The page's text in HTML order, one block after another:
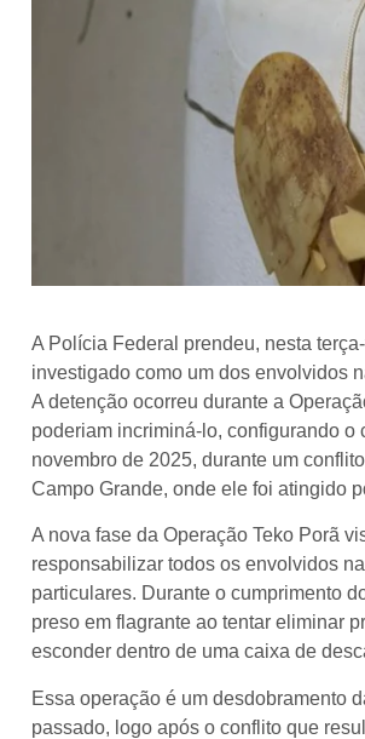
A Polícia Federal prendeu, nesta
investigado como um dos envolvidos
A detenção ocorreu durante a
poderiam incriminá-lo, configurando
novembro de 2025, durante um
Campo Grande, onde ele foi atingido
A nova fase da Operação Teko Porã
responsabilizar todos os envolvidos
particulares. Durante o cumprimento
preso em flagrante ao tentar eliminar
esconder dentro de uma caixa de
Essa operação é um desdobramento
passado, logo após o conflito que